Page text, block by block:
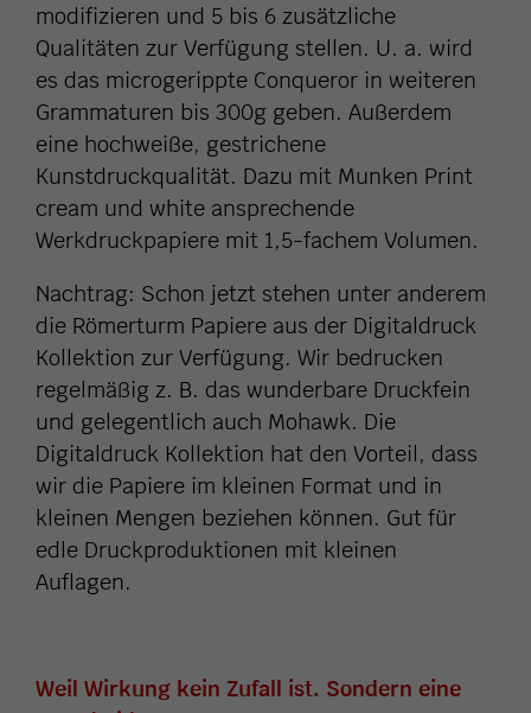
modifizieren und 5 bis 6 zusätzliche
Qualitäten zur Verfügung stellen. U. a. wird
es das microgerippte Conqueror in weiteren
Grammaturen bis 300g geben. Außerdem
eine hochweiße, gestrichene
Kunstdruckqualität. Dazu mit Munken Print
cream und white ansprechende
Werkdruckpapiere mit 1,5-fachem Volumen.
Nachtrag: Schon jetzt stehen unter anderem
die Römerturm Papiere aus der Digitaldruck
Kollektion zur Verfügung. Wir bedrucken
regelmäßig z. B. das wunderbare Druckfein
und gelegentlich auch Mohawk. Die
Digitaldruck Kollektion hat den Vorteil, dass
wir die Papiere im kleinen Format und in
kleinen Mengen beziehen können. Gut für
edle Druckproduktionen mit kleinen
Auflagen.
Weil Wirkung kein Zufall ist. Sondern eine